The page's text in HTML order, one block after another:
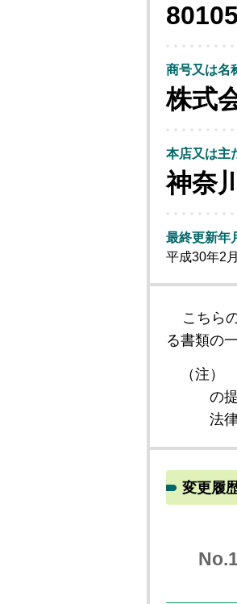
商号又は名
株式
本店又は主
神奈
最終更新年
平成30年2
こちら
る書類の
（注）
の
法律
変更履